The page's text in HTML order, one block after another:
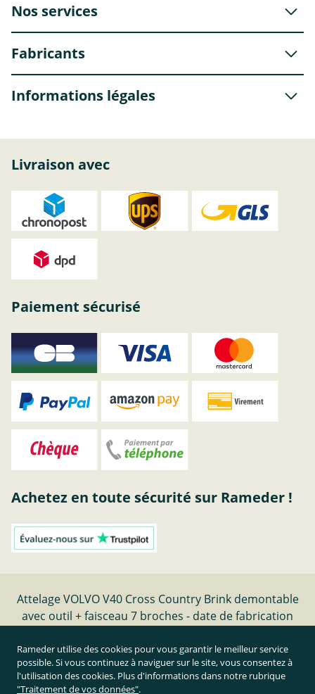
Nos services
Fabricants
Informations légales
Livraison avec
Paiement sécurisé
Achetez en toute sécurité sur Rameder !
Attelage VOLVO V40 Cross Country Brink demontable
avec outil + faisceau 7 broches - date de fabrication
Résilier le contrat
Rameder utilise des cookies pour vous garantir le meilleur service
possible. Si vous continuez à naviguer sur le site, vous consentez à
l'utilisation des cookies. Plus d'informations dans notre rubrique
"Traitement de vos données".